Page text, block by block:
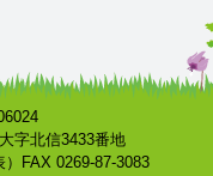
字北信3433番地
）FAX 0269-87-3083